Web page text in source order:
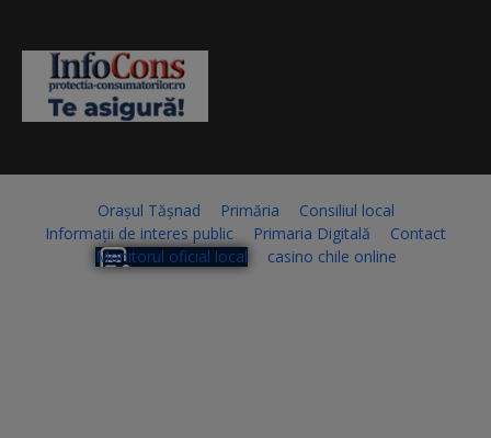
Orașul Tășnad Primăria
Consiliul local
Informații de interes public
Primaria Digitală
Contact
Monitorul oficial local
casino chile online